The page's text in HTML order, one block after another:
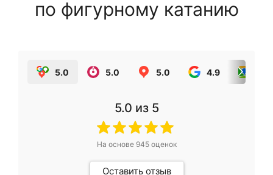
по фигурному катанию
5.0 5.0 5.0 4.9
5.0 из 5
На основе 945оценок
Оставить отзыв